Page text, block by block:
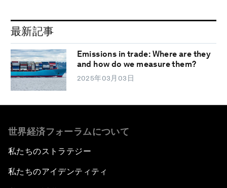
最新記事
Emissions in trade: Where are they
and how do we measure them?
2025年03月03日
世界経済フォーラムについて
私たちのストラテジー
私たちのアイデンティティ